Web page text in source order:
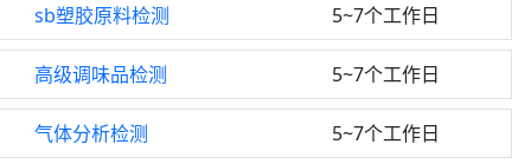
sb塑胶原料检测 5~7个工作日
高级调味品检测 5~7个工作日
气体分析检测 5~7个工作日